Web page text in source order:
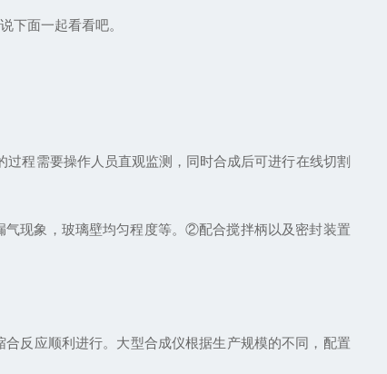
下面一起看看吧。
程需要操作人员直观监测，同时合成后可进行在线切割
现象，玻璃壁均匀程度等。②配合搅拌柄以及密封装置
反应顺利进行。大型合成仪根据生产规模的不同，配置